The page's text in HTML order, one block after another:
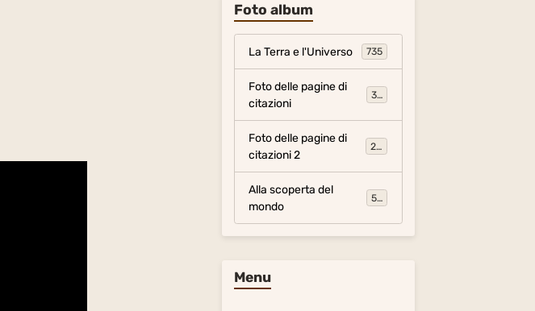
Foto album
La Terra e l'Universo 735
Foto delle pagine di
citazioni
317
Foto delle pagine di
citazioni 2
281
Alla scoperta del
mondo
54
Menu